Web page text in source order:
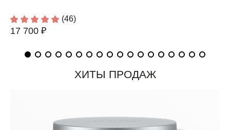
(46)
17 700 ₽
ХИТЫ ПРОДАЖ